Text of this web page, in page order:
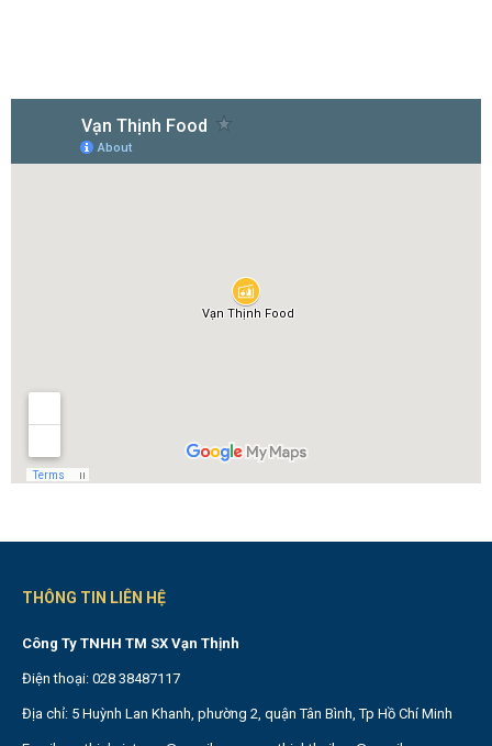
THÔNG TIN LIÊN HỆ
Công Ty TNHH TM SX Vạn Thịnh
Điện thoại: 028 38487117
Địa chỉ: 5 Huỳnh Lan Khanh, phường 2, quận Tân Bình, Tp Hồ Chí Minh